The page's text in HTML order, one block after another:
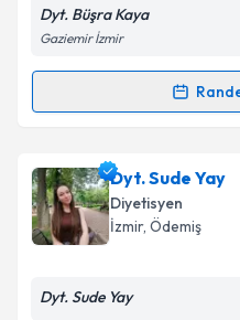
kapsamda
Takvim
Dyt. Büşra Kaya
Gaziemir İzmir
Randevu Takvimi
Dyt. Büşra Kaya için
Size bu uzmandan
hazırlandığında e-
Dyt. Sude Yay
Diyetisyen
İzmir, Ödemiş
Dyt. Sude Yay